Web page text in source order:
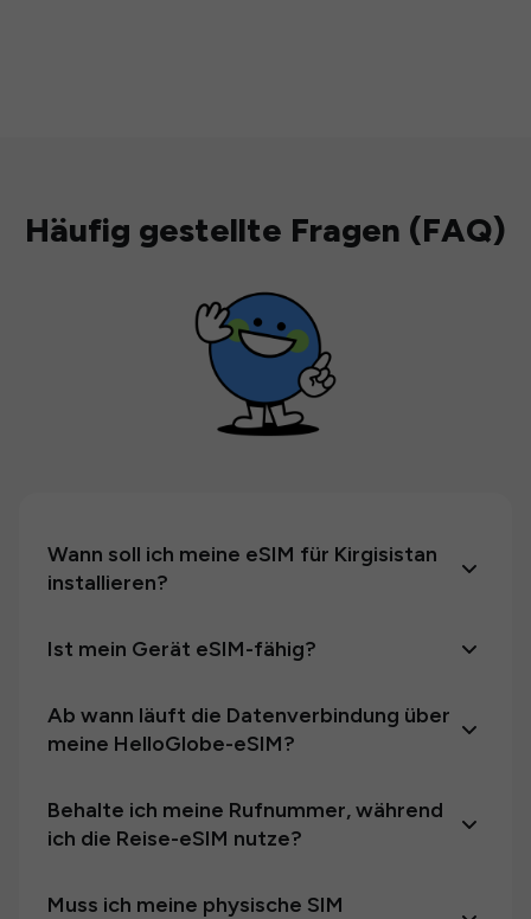
Häufig gestellte Fragen (FAQ)
Wann soll ich meine eSIM für Kirgisistan
installieren?
Ist mein Gerät eSIM-fähig?
Ab wann läuft die Datenverbindung über
meine HelloGlobe-eSIM?
Behalte ich meine Rufnummer, während
ich die Reise-eSIM nutze?
Muss ich meine physische SIM